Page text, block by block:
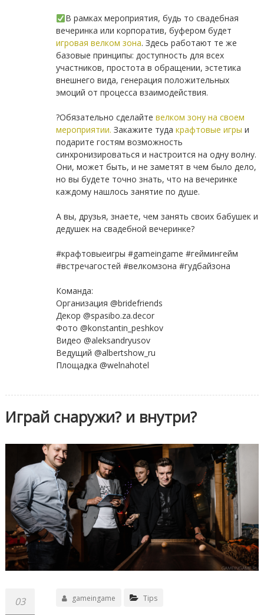
В рамках мероприятия, будь то свадебная
вечеринка или корпоратив, буфером будет
игровая велком зона. Здесь работают те же
базовые принципы: доступность для всех
участников, простота в обращении, эстетика
внешнего вида, генерация положительных
эмоций от процесса взаимодействия.
?Обязательно сделайте велком зону на своем
мероприятии. Закажите туда крафтовые игры и
подарите гостям возможность
синхронизироваться и настроится на одну волну.
Они, может быть, и не заметят в чем было дело,
но вы будете точно знать, что на вечеринке
каждому нашлось занятие по душе.
А вы, друзья, знаете, чем занять своих бабушек и
дедушек на свадебной вечеринке?
#крафтовыеигры #gameingame #геймингейм
#встречагостей #велкомзона #гудбайзона
Команда:
Организация @bridefriends
Декор @spasibo.za.decor
Фото @konstantin_peshkov
Видео @aleksandryusov
Ведущий @albertshow_ru
Площадка @welnahotel
Играй снаружи? и внутри?
03 gameingame Tips